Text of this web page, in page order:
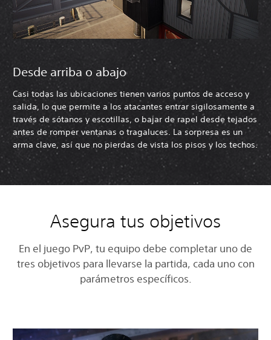
Desde arriba o abajo
Casi todas las ubicaciones tienen varios puntos de acceso y
salida, lo que permite a los atacantes entrar sigilosamente a
través de sótanos y escotillas, o bajar de rapel desde tejados
antes de romper ventanas o tragaluces. La sorpresa es un
arma clave, así que no pierdas de vista los pisos y los techos.
Asegura tus objetivos
En el juego PvP, tu equipo debe completar uno de
tres objetivos para llevarse la partida, cada uno con
parámetros específicos.